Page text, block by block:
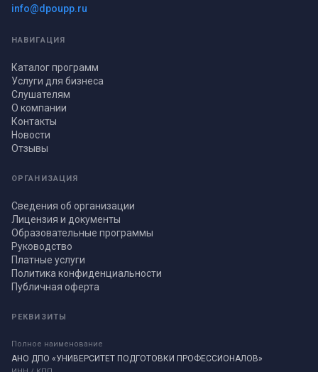
info@dpoupp.ru
НАВИГАЦИЯ
Каталог программ
Услуги для бизнеса
Слушателям
О компании
Контакты
Новости
Отзывы
ОРГАНИЗАЦИЯ
Сведения об организации
Лицензия и документы
Образовательные программы
Руководство
Платные услуги
Политика конфиденциальности
Публичная оферта
РЕКВИЗИТЫ
Полное наименование
АНО ДПО «УНИВЕРСИТЕТ ПОДГОТОВКИ ПРОФЕССИОНАЛОВ»